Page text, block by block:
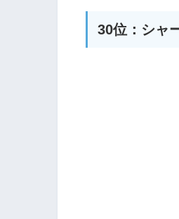
30位：シャ